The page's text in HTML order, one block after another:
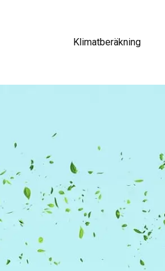
Klimatberäkning